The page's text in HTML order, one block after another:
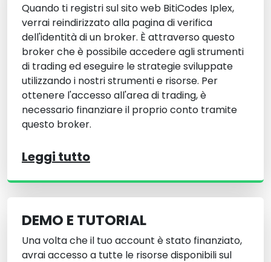
Quando ti registri sul sito web BitiCodes Iplex,
verrai reindirizzato alla pagina di verifica
dell'identità di un broker. È attraverso questo
broker che è possibile accedere agli strumenti
di trading ed eseguire le strategie sviluppate
utilizzando i nostri strumenti e risorse. Per
ottenere l'accesso all'area di trading, è
necessario finanziare il proprio conto tramite
questo broker.
Leggi tutto
DEMO E TUTORIAL
Una volta che il tuo account è stato finanziato,
avrai accesso a tutte le risorse disponibili sul